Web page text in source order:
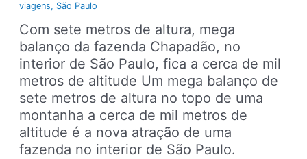
viagens, São Paulo
Com sete metros de altura, mega
balanço da fazenda Chapadão, no
interior de São Paulo, fica a cerca de mil
metros de altitude Um mega balanço de
sete metros de altura no topo de uma
montanha a cerca de mil metros de
altitude é a nova atração de uma
fazenda no interior de São Paulo.